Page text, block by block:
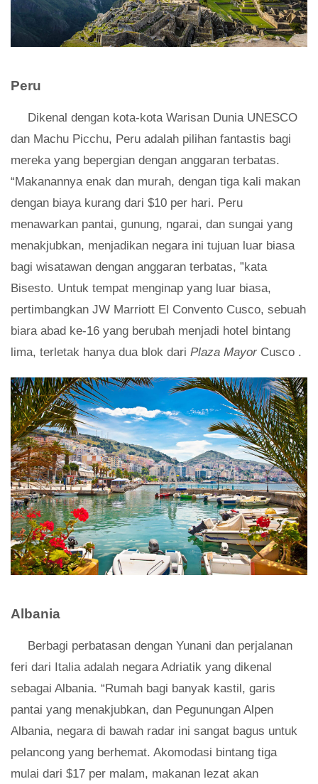
Peru
Dikenal dengan kota-kota Warisan Dunia UNESCO
dan Machu Picchu, Peru adalah pilihan fantastis bagi
mereka yang bepergian dengan anggaran terbatas.
“Makanannya enak dan murah, dengan tiga kali makan
dengan biaya kurang dari $10 per hari. Peru
menawarkan pantai, gunung, ngarai, dan sungai yang
menakjubkan, menjadikan negara ini tujuan luar biasa
bagi wisatawan dengan anggaran terbatas, ”kata
Bisesto. Untuk tempat menginap yang luar biasa,
pertimbangkan JW Marriott El Convento Cusco, sebuah
biara abad ke-16 yang berubah menjadi hotel bintang
lima, terletak hanya dua blok dari Plaza Mayor Cusco .
Albania
Berbagi perbatasan dengan Yunani dan perjalanan
feri dari Italia adalah negara Adriatik yang dikenal
sebagai Albania. “Rumah bagi banyak kastil, garis
pantai yang menakjubkan, dan Pegunungan Alpen
Albania, negara di bawah radar ini sangat bagus untuk
pelancong yang berhemat. Akomodasi bintang tiga
mulai dari $17 per malam, makanan lezat akan